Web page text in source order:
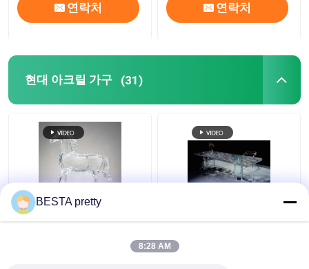
연락처 연락처
현대 아크릴 가구 (31)
베너스 아트워크 아크릴
원천 공장 아크릴 식탁
기 한 조각 맞춤
BESTA pretty
8:28 AM